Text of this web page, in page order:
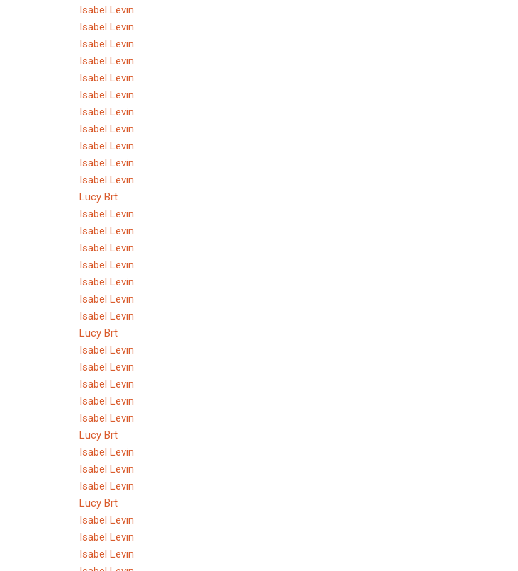
Isabel Levin
Isabel Levin
Isabel Levin
Isabel Levin
Isabel Levin
Isabel Levin
Isabel Levin
Isabel Levin
Isabel Levin
Isabel Levin
Isabel Levin
Lucy Brt
Isabel Levin
Isabel Levin
Isabel Levin
Isabel Levin
Isabel Levin
Isabel Levin
Isabel Levin
Lucy Brt
Isabel Levin
Isabel Levin
Isabel Levin
Isabel Levin
Isabel Levin
Lucy Brt
Isabel Levin
Isabel Levin
Isabel Levin
Lucy Brt
Isabel Levin
Isabel Levin
Isabel Levin